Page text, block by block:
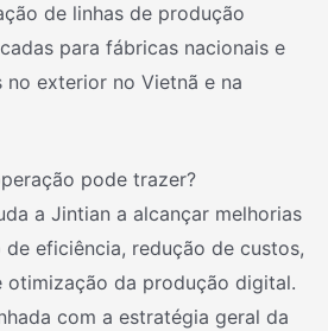
de linhas de produção
para fábricas nacionais e
no exterior no Vietnã e na
pode trazer?
a Jintian a alcançar melhorias
eficiência, redução de custos,
otimização da produção digital.
com a estratégia geral da